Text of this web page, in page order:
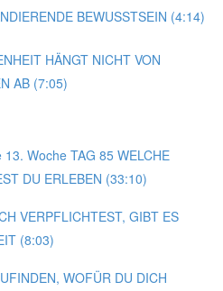
BEWUSSTSEIN (4:14)
HÄNGT NICHT VON
AB (7:05)
13. Woche TAG 85 WELCHE
DU ERLEBEN (33:10)
VERPFLICHTEST, GIBT ES
(8:03)
WOFÜR DU DICH